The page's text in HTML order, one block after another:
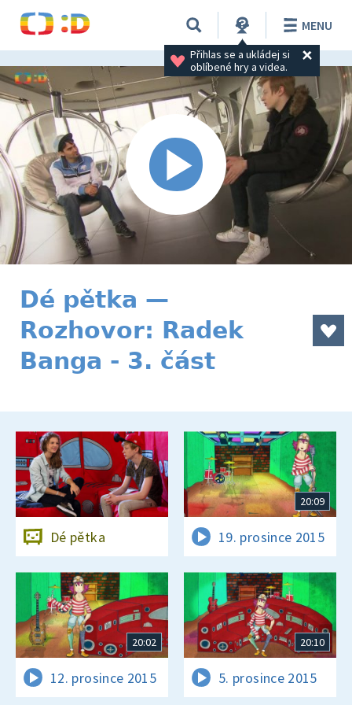
Přihlas se a ukládej si
oblíbené hry a videa.
MENU
Dé pětka —
Rozhovor: Radek
Banga - 3. část
Dé pětka
20:09
19. prosince 2015
20:02
12. prosince 2015
20:10
5. prosince 2015